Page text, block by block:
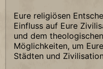
Eure religiösen
Einfluss auf Eure
und dem
Möglichkeiten, um
Städten und